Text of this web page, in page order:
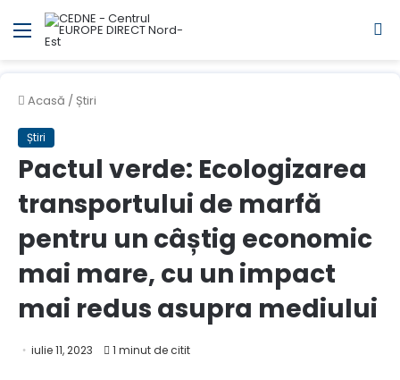
Meniul
Acasă / Știri
Știri
Pactul verde: Ecologizarea
transportului de marfă
pentru un câștig economic
mai mare, cu un impact
mai redus asupra mediului
iulie 11, 2023 1 minut de citit